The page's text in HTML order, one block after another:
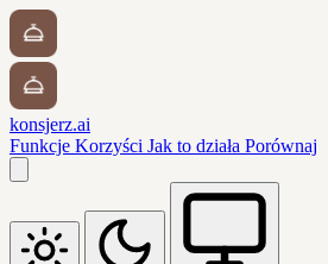
konsjerz.ai
Funkcje Korzyści Jak to działa Porównaj